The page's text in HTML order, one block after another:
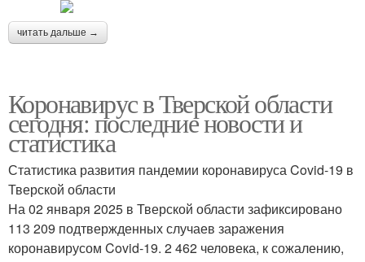
читать дальше →
Коронавирус в Тверской области
сегодня: последние новости и
статистика
Статистика развития пандемии коронавируса Covid-19 в
Тверской области
На 02 января 2025 в Тверской области зафиксировано
113 209 подтвержденных случаев заражения
коронавирусом Covid-19. 2 462 человека, к сожалению,